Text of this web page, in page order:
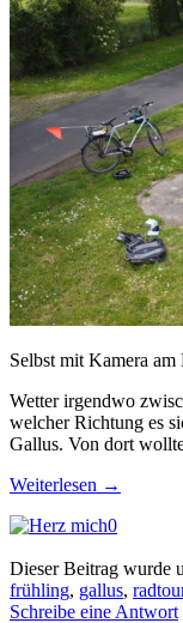
Selbst mit Kamera am
Wetter irgendwo
welcher Richtung es
Gallus. Von dort
Weiterlesen →
0
Dieser Beitrag wurde
frühling, gallus,
Schreibe eine Antwort